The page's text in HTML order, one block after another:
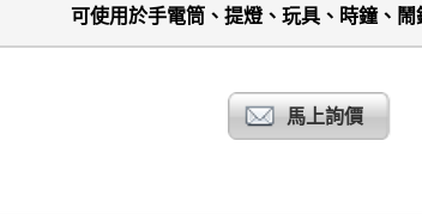
可使用於手電筒、提燈、玩具、時鐘、
馬上詢價